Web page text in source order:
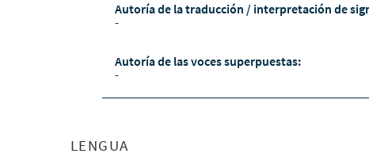
Autoría de la traducción / interpretación de
-
Autoría de las voces superpuestas:
-
LENGUA